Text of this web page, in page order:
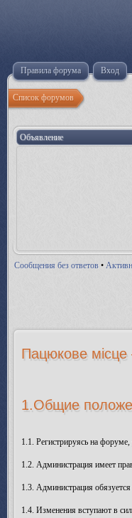
Правила форума Вход
Список форумов
Объявление
Сообщения без ответов •
Пацюкове місце
1.Общие
1.1. Регистрируясь на форуме,
1.2. Администрация имеет
1.3. Администрация
1.4. Изменения вступают в